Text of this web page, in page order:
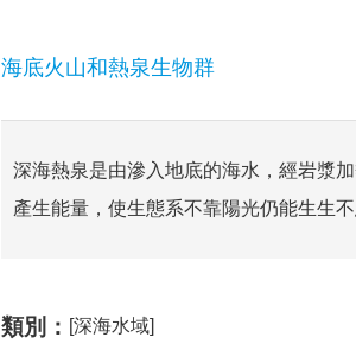
海底火山和熱泉生物群
深海熱泉是由滲入地底的海水，經岩漿
產生能量，使生態系不靠陽光仍能生生不
類別： [深海水域]